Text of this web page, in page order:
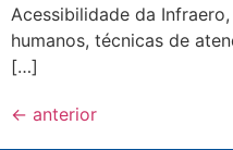
Acessibilidade da
humanos, técnicas de
[…]
← anterior